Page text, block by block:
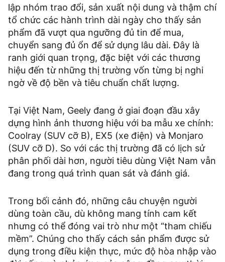
lập nhóm trao đổi, sản xuất nội dung và thậm chí
tổ chức các hành trình dài ngày cho thấy sản
phẩm đã vượt qua ngưỡng đủ tin để mua,
chuyển sang đủ ổn để sử dụng lâu dài. Đây là
ranh giới quan trọng, đặc biệt với các thương
hiệu đến từ những thị trường vốn từng bị nghi
ngờ về độ bền và tiêu chuẩn chất lượng.
Tại Việt Nam, Geely đang ở giai đoạn đầu xây
dựng hình ảnh thương hiệu với ba mẫu xe chính:
Coolray (SUV cỡ B), EX5 (xe điện) và Monjaro
(SUV cỡ D). So với các thị trường đã có lịch sử
phân phối dài hơn, người tiêu dùng Việt Nam vẫn
đang trong quá trình quan sát và đánh giá.
Trong bối cảnh đó, những câu chuyện người
dùng toàn cầu, dù không mang tính cam kết
nhưng có thể đóng vai trò như một “tham chiếu
mềm”. Chúng cho thấy cách sản phẩm được sử
dụng trong điều kiện thực, mức độ hòa nhập vào